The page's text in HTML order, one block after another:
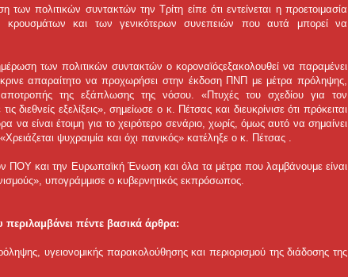
πολιτικών συντακτών την Τρίτη είπε ότι εντείνεται η προετοιμασία
κρουσμάτων και των γενικότερων συνεπειών που αυτά μπορεί να
των πολιτικών συντακτών ο κοροναϊόςεξακολουθεί να παραμένει
απαραίτητο να προχωρήσει στην έκδοση ΠΝΠ με μέτρα πρόληψης,
αποτροπής της εξάπλωσης της νόσου. «Πτυχές του σχεδίου για τον
διεθνείς εξελίξεις», σημείωσε ο κ. Πέτσας και διευκρίνισε ότι πρόκειται
να είναι έτοιμη για το χειρότερο σενάριο, χωρίς, όμως αυτό να σημαίνει
ψυχραιμία και όχι πανικός» κατέληξε ο κ. Πέτσας .
ΠΟΥ και την Ευρωπαϊκή Ένωση και όλα τα μέτρα που λαμβάνουμε είναι
υπογράμμισε ο κυβερνητικός εκπρόσωπος.
πέντε βασικά άρθρα:
υγειονομικής παρακολούθησης και περιορισμού της διάδοσης της